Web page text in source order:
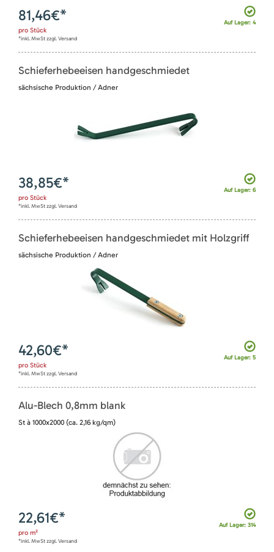
Auf Lager: 4
81,46€*
pro Stück
*inkl. MwSt zzgl. Versand
Schieferhebeeisen handgeschmiedet
sächsische Produktion / Adner
Auf Lager: 6
38,85€*
pro Stück
*inkl. MwSt zzgl. Versand
Schieferhebeeisen handgeschmiedet mit Holzgriff
sächsische Produktion / Adner
Auf Lager: 5
42,60€*
pro Stück
*inkl. MwSt zzgl. Versand
Alu-Blech 0,8mm blank
St à 1000x2000 (ca. 2,16 kg/qm)
Auf Lager: 314
22,61€*
pro m²
*inkl. MwSt zzgl. Versand